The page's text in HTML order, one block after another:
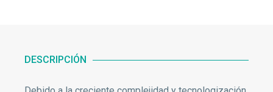
DESCRIPCIÓN